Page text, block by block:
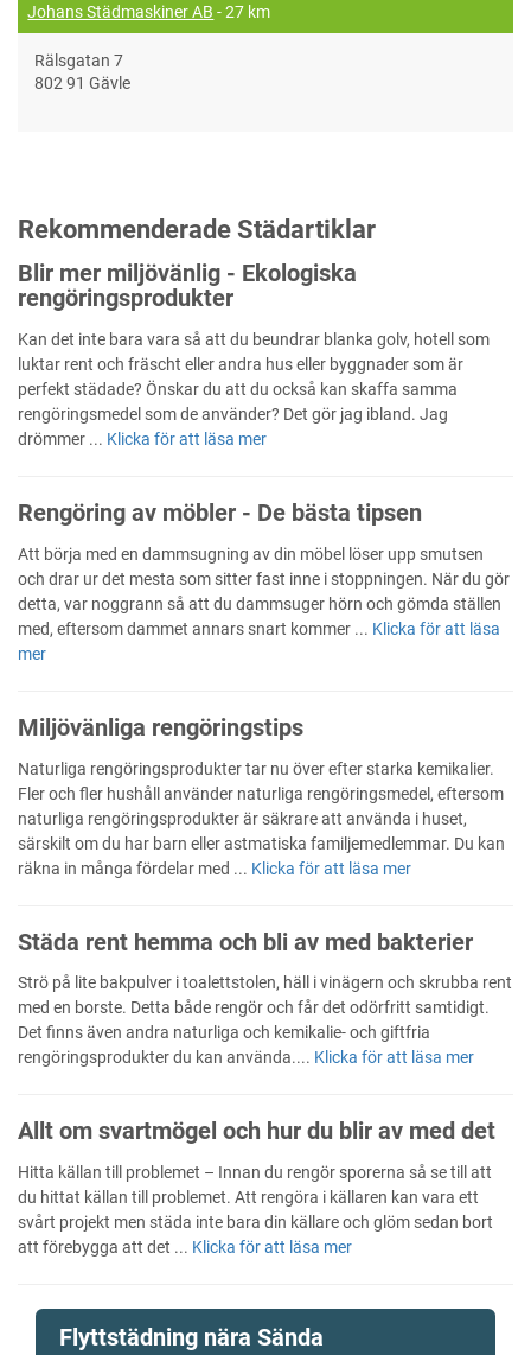
Johans Städmaskiner AB - 27 km
Rälsgatan 7
802 91 Gävle
Rekommenderade Städartiklar
Blir mer miljövänlig - Ekologiska
rengöringsprodukter
Kan det inte bara vara så att du beundrar blanka golv, hotell som
luktar rent och fräscht eller andra hus eller byggnader som är
perfekt städade? Önskar du att du också kan skaffa samma
rengöringsmedel som de använder? Det gör jag ibland. Jag
drömmer ... Klicka för att läsa mer
Rengöring av möbler - De bästa tipsen
Att börja med en dammsugning av din möbel löser upp smutsen
och drar ur det mesta som sitter fast inne i stoppningen. När du gör
detta, var noggrann så att du dammsuger hörn och gömda ställen
med, eftersom dammet annars snart kommer ... Klicka för att läsa
mer
Miljövänliga rengöringstips
Naturliga rengöringsprodukter tar nu över efter starka kemikalier.
Fler och fler hushåll använder naturliga rengöringsmedel, eftersom
naturliga rengöringsprodukter är säkrare att använda i huset,
särskilt om du har barn eller astmatiska familjemedlemmar. Du kan
räkna in många fördelar med ... Klicka för att läsa mer
Städa rent hemma och bli av med bakterier
Strö på lite bakpulver i toalettstolen, häll i vinägern och skrubba rent
med en borste. Detta både rengör och får det odörfritt samtidigt.
Det finns även andra naturliga och kemikalie- och giftfria
rengöringsprodukter du kan använda.... Klicka för att läsa mer
Allt om svartmögel och hur du blir av med det
Hitta källan till problemet – Innan du rengör sporerna så se till att
du hittat källan till problemet. Att rengöra i källaren kan vara ett
svårt projekt men städa inte bara din källare och glöm sedan bort
att förebygga att det ... Klicka för att läsa mer
Flyttstädning nära Sända